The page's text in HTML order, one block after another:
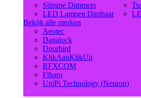
Slimme Dimmers
LED Lampen Dimbaar
Bekijk alle merken
Aeotec
Danalock
Doorbird
KlikAanKlikUit
RFXCOM
Fibaro
UniPi Technology (Neuron)